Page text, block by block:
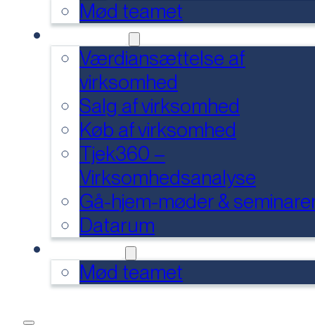
Mød teamet
Værdiansættelse af
virksomhed
Salg af virksomhed
Køb af virksomhed
Tjek360 –
Virksomhedsanalyse
Gå-hjem-møder &
Datarum
Mød teamet